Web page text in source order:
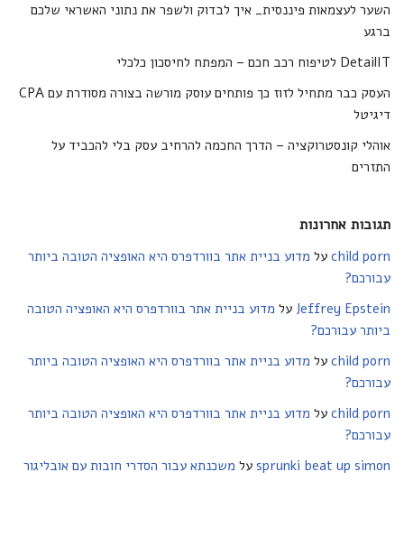
השער לעצמאות פיננסית_ איך לבדוק ולשפר את נתוני האשראי שלכם
ברגע
DetailIT לטיפוח רכב חכם – המפתח לחיסכון כלכלי
העסק כבר מתחיל לזוז כך פותחים עוסק מורשה בצורה מסודרת עם CPA
דיגיטל
אוהלי קונסטרוקציה – הדרך החכמה להרחיב עסק בלי להכביד על
התזרים
תגובות אחרונות
child porn על מדוע בניית אתר בוורדפרס היא האופציה הטובה ביותר
עבורכם?
Jeffrey Epstein על מדוע בניית אתר בוורדפרס היא האופציה הטובה
ביותר עבורכם?
child porn על מדוע בניית אתר בוורדפרס היא האופציה הטובה ביותר
עבורכם?
child porn על מדוע בניית אתר בוורדפרס היא האופציה הטובה ביותר
עבורכם?
sprunki beat up simon על משכנתא עבור הסדרי חובות עם אובליגור